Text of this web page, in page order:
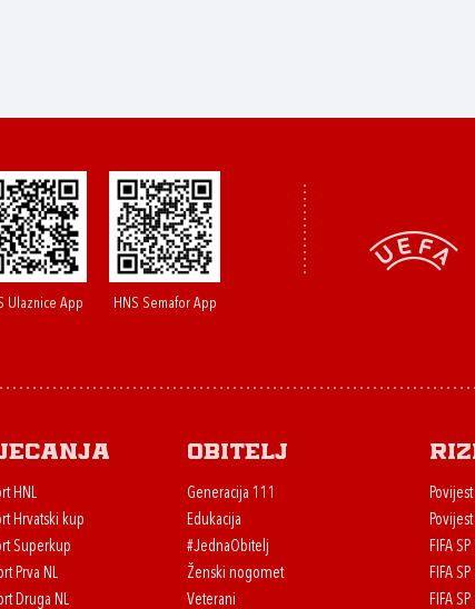
Ulaznice App HNS Semafor App
HNL
Hrvatski kup
Superkup
Prva NL
Druga NL
Obitelj
Generacija 111
Edukacija
#JednaObitelj
Ženski nogomet
Veterani
Povijest
FIFA
FIFA
FIFA